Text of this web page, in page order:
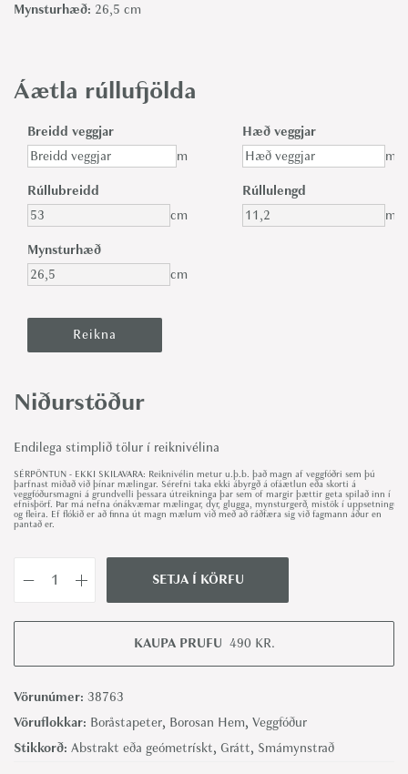
Mynsturhæð: 26,5 cm
Áætla rúllufjölda
Breidd veggjar
m
Hæð veggjar
m
Rúllubreidd
cm
Rúllulengd
m
Mynsturhæð
cm
Niðurstöður
Endilega stimplið tölur í reiknivélina
SÉRPÖNTUN - EKKI SKILAVARA: Reiknivélin metur u.þ.b. það magn af veggfóðri sem þú
þarfnast miðað við þínar mælingar. Sérefni taka ekki ábyrgð á ofáætlun eða skorti á
veggfóðursmagni á grundvelli þessara útreikninga þar sem of margir þættir geta spilað inn í
efnisþörf. Þar má nefna ónákvæmar mælingar, dyr, glugga, mynsturgerð, mistök í uppsetningu
og fleira. Ef flókið er að finna út magn mælum við með að ráðfæra sig við fagmann áður en
pantað er.
i
s
-
B
SETJA Í KÖRFU
KAUPA PRUFU 490 KR.
Vörunúmer: 38763
Vöruflokkar: Boråstapeter, Borosan Hem, Veggfóður
Stikkorð: Abstrakt eða geómetrískt, Grátt, Smámynstrað